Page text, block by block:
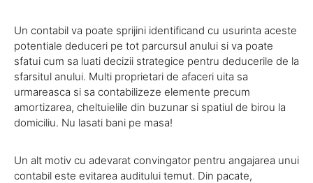
Un contabil va poate sprijini identificand cu usurinta aceste
potentiale deduceri pe tot parcursul anului si va poate
sfatui cum sa luati decizii strategice pentru deducerile de la
sfarsitul anului. Multi proprietari de afaceri uita sa
urmareasca si sa contabilizeze elemente precum
amortizarea, cheltuielile din buzunar si spatiul de birou la
domiciliu. Nu lasati bani pe masa!
Un alt motiv cu adevarat convingator pentru angajarea unui
contabil este evitarea auditului temut. Din pacate,